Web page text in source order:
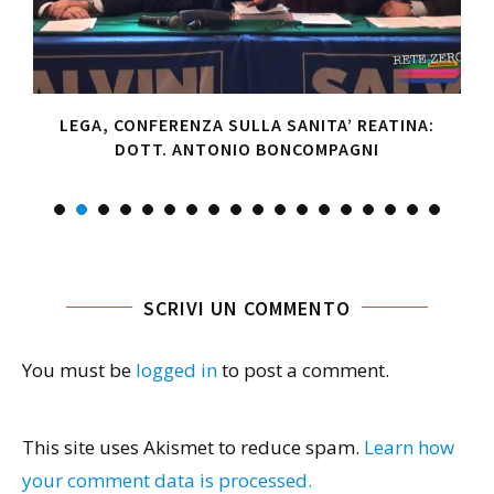
LEGA, CONFERENZA SULLA SANITA’ REATINA:
DOTT. ANTONIO BONCOMPAGNI
SCRIVI UN COMMENTO
You must be logged into post a comment.
This site uses Akismet to reduce spam. Learn how
your comment data is processed.